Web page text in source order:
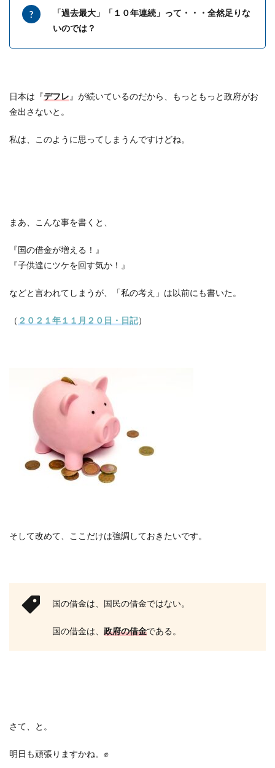
「過去最大」「１０年連続」って・・・全然足りな
いのでは？
日本は『デフレ 』が続いているのだから、もっともっと政府がお
金出さないと。
私は、このように思ってしまうんですけどね。
まあ、こんな事を書くと、
『国の借金が増える！』
『子供達にツケを回す気か！』
などと言われてしまうが、「私の考え」は以前にも書いた。
（ ２０２１年１１月２０日・日記）
そして改めて、ここだけは強調しておきたいです。
国の借金は、国民の借金ではない。
国の借金は、 政府の借金である。
さて、と。
明日も頑張りますかね。 ✊